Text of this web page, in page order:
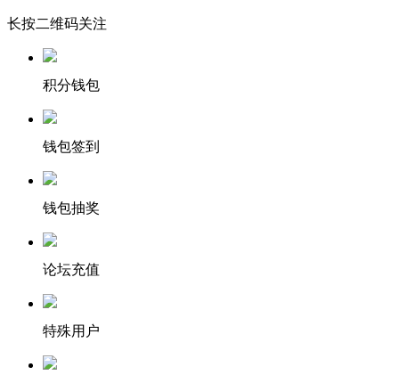
长按二维码关注
积分钱包
钱包签到
钱包抽奖
论坛充值
特殊用户